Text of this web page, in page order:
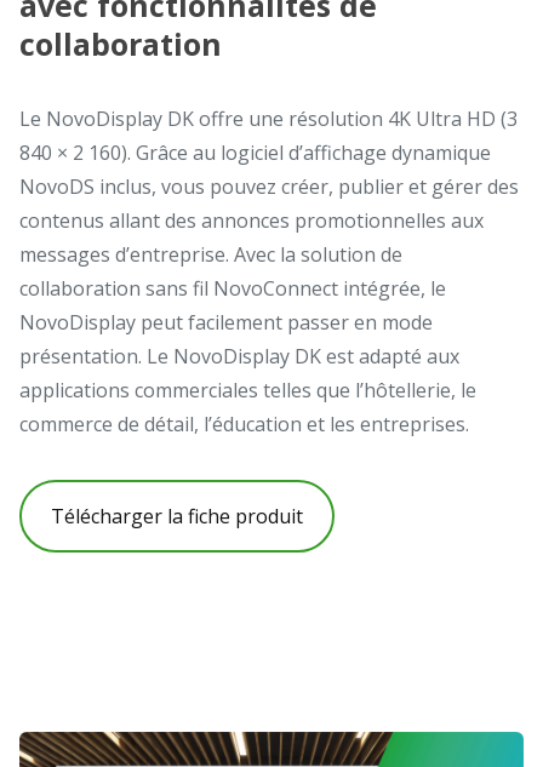
collaboration
Le NovoDisplay DK offre une résolution 4K Ultra HD (3
840 × 2 160). Grâce au logiciel d’affichage dynamique
NovoDS inclus, vous pouvez créer, publier et gérer des
contenus allant des annonces promotionnelles aux
messages d’entreprise. Avec la solution de
collaboration sans fil NovoConnect intégrée, le
NovoDisplay peut facilement passer en mode
présentation. Le NovoDisplay DK est adapté aux
applications commerciales telles que l’hôtellerie, le
commerce de détail, l’éducation et les entreprises.
Télécharger la fiche produit